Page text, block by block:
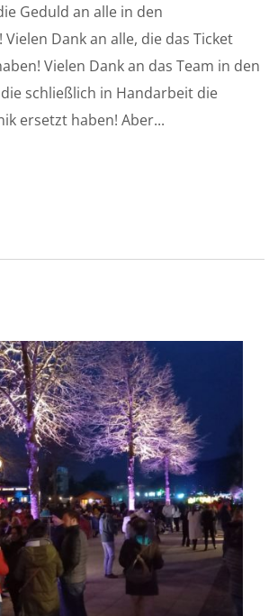
Geduld an alle in den
Dank an alle, die das Ticket
Vielen Dank an das Team in den
schließlich in Handarbeit die
ersetzt haben! Aber...